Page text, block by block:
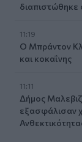
διαπιστώθηκε
11:19
Ο Μπράντον
και κοκαΐνης
11:11
Δήμος
εξασφάλισαν